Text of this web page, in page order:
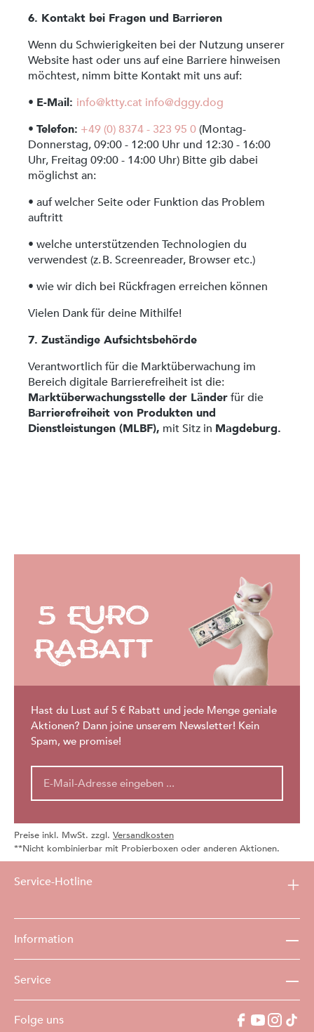
6. Kontakt bei Fragen und Barrieren
Wenn du Schwierigkeiten bei der Nutzung unserer
Website hast oder uns auf eine Barriere hinweisen
möchtest, nimm bitte Kontakt mit uns auf:
• E-Mail: info@ktty.cat info@dggy.dog
• Telefon: +49 (0) 8374 - 323 95 0(Montag-
Donnerstag, 09:00 - 12:00 Uhr und 12:30 - 16:00
Uhr, Freitag 09:00 - 14:00 Uhr) Bitte gib dabei
möglichst an:
• auf welcher Seite oder Funktion das Problem
auftritt
• welche unterstützenden Technologien du
verwendest (z. B. Screenreader, Browser etc.)
• wie wir dich bei Rückfragen erreichen können
Vielen Dank für deine Mithilfe!
7. Zuständige Aufsichtsbehörde
Verantwortlich für die Marktüberwachung im
Bereich digitale Barrierefreiheit ist die:
Marktüberwachungsstelle der Länderfür die
Barrierefreiheit von Produkten und
Dienstleistungen (MLBF), mit Sitz in Magdeburg.
5 Euro
Rabatt
Hast du Lust auf 5 € Rabatt und jede Menge geniale
Aktionen? Dann joine unserem Newsletter! Kein
Spam, we promise!
Preise inkl. MwSt. zzgl. Versandkosten
**Nicht kombinierbar mit Probierboxen oder anderen Aktionen.
Service-Hotline
Information
Service
Folge uns